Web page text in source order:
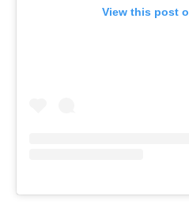
View this post